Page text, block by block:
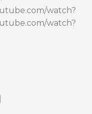
watch?
watch?